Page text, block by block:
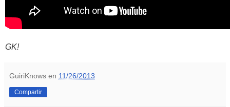
GK!
GuiriKnows en 11/26/2013
Compartir